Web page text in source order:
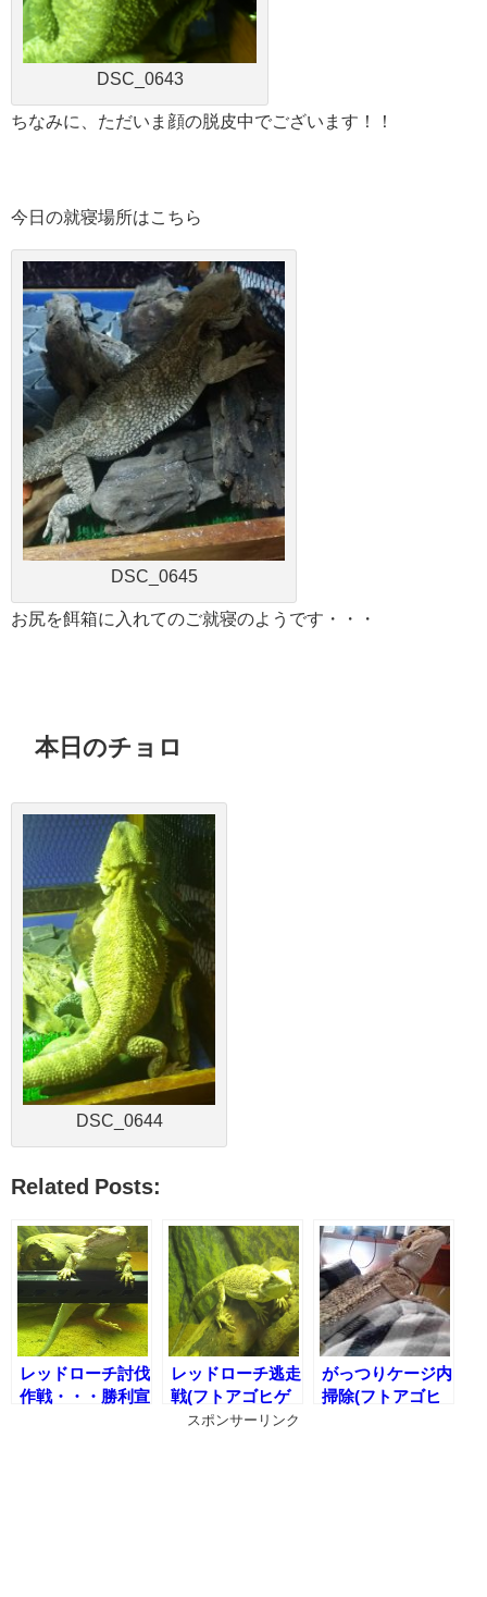
DSC_0643
ちなみに、ただいま顔の脱皮中でございます！！
今日の就寝場所はこちら
DSC_0645
お尻を餌箱に入れてのご就寝のようです・・・
本日のチョロ
DSC_0644
Related Posts:
レッドローチ討伐
作戦・・・勝利宣
レッドローチ逃走
戦(フトアゴヒゲ
トカゲの食事)
がっつりケージ内
掃除(フトアゴヒ
スポンサーリンク